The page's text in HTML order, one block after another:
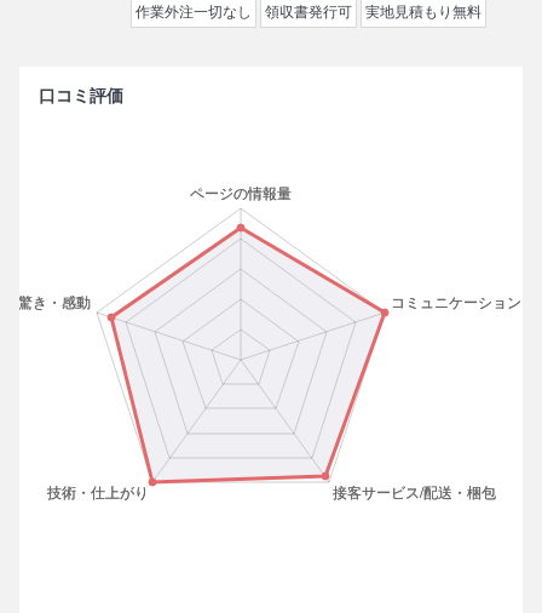
作業外注一切なし 領収書発行可 実地見積もり無料
口コミ評価